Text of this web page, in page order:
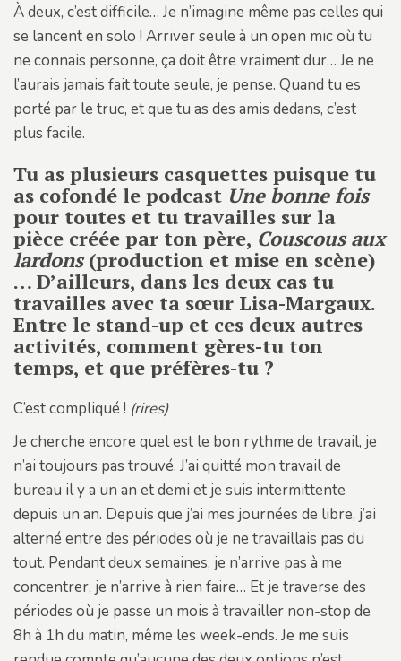
À deux, c’est difficile… Je n’imagine même pas celles qui
se lancent en solo ! Arriver seule à un open mic où tu
ne connais personne, ça doit être vraiment dur… Je ne
l’aurais jamais fait toute seule, je pense. Quand tu es
porté par le truc, et que tu as des amis dedans, c’est
plus facile.
Tu as plusieurs casquettes puisque tu
as cofondé le podcast Une bonne fois
pour toutes et tu travailles sur la
pièce créée par ton père, Couscous aux
lardons(production et mise en scène)
… D’ailleurs, dans les deux cas tu
travailles avec ta sœur Lisa-Margaux.
Entre le stand-up et ces deux autres
activités, comment gères-tu ton
temps, et que préfères-tu ?
C’est compliqué ! (rires)
Je cherche encore quel est le bon rythme de travail, je
n’ai toujours pas trouvé. J’ai quitté mon travail de
bureau il y a un an et demi et je suis intermittente
depuis un an. Depuis que j’ai mes journées de libre, j’ai
alterné entre des périodes où je ne travaillais pas du
tout. Pendant deux semaines, je n’arrive pas à me
concentrer, je n’arrive à rien faire… Et je traverse des
périodes où je passe un mois à travailler non-stop de
8h à 1h du matin, même les week-ends. Je me suis